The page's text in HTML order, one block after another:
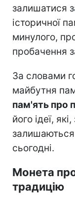
залишатися
історичної
минулого,
пробачення
За словами
майбутня
пам'ять про
його ідеї,
сьогодні.
Монета
традицію